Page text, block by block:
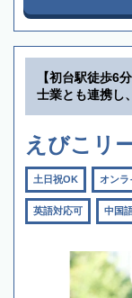
【初台駅徒歩6
士業とも連携し
えびこリ
土日祝OK オンラ
英語対応可 中国